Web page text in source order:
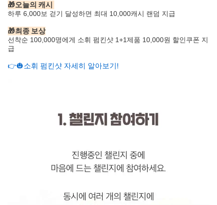
🎁오늘의 캐시
하루 6,000보 걷기 달성하면 최대 10,000캐시 랜덤 지급
🎁최종 보상
선착순 100,000명에게 소휘 펌킨샷 1+1제품 10,000원 할인쿠폰 지
급
👉🎃소휘 펌킨샷 자세히 알아보기!